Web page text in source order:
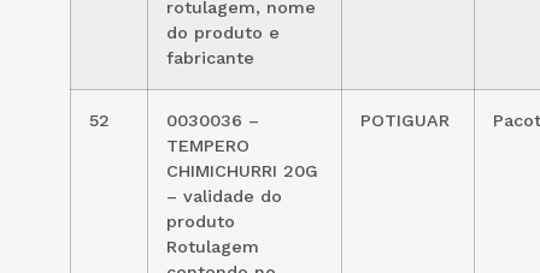
rotulagem, nome
do produto e
fabricante
52
0030036 –
TEMPERO
CHIMICHURRI 20G
– validade do
produto
Rotulagem
POTIGUAR